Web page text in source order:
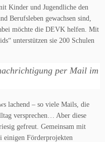
Kinder und Jugendliche den
Berufsleben gewachsen sind,
möchte die DEVK helfen. Mit
unterstützen sie 200 Schulen
per Mail im
lachend – so viele Mails, die
versprechen… Aber diese
gefreut. Gemeinsam mit
einigen Förderprojekten